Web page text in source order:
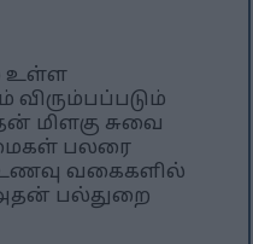
உள்ள
மிளகு சுவை
பலரை
வகைகளில்
அதன் பல்துறை